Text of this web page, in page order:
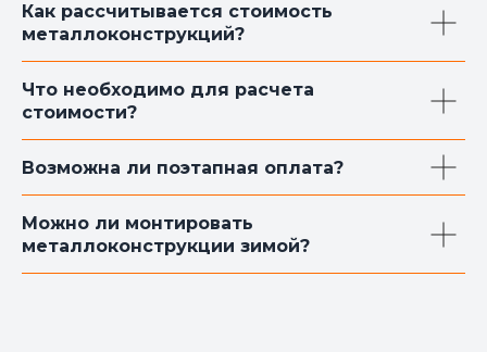
Как рассчитывается стоимость
металлоконструкций?
Что необходимо для расчета
стоимости?
Возможна ли поэтапная оплата?
Можно ли монтировать
металлоконструкции зимой?